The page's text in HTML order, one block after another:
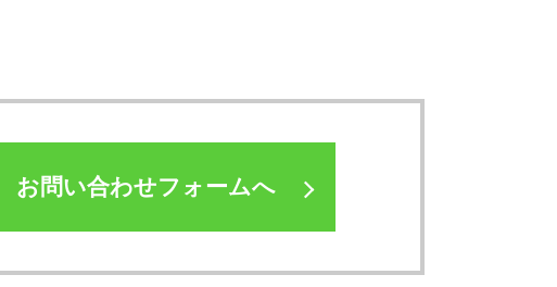
お問い合わせフォームへ